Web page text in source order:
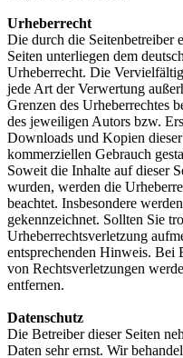
Urheberrecht
Die durch die Seitenbetreiber
Seiten unterliegen dem
Urheberrecht. Die
jede Art der Verwertung
Grenzen des Urheberrechtes
des jeweiligen Autors bzw.
Downloads und Kopien
kommerziellen Gebrauch
Soweit die Inhalte auf dieser
wurden, werden die
beachtet. Insbesondere
gekennzeichnet. Sollten Sie
Urheberrechtsverletzung
entsprechenden Hinweis. Bei
von Rechtsverletzungen
entfernen.
Datenschutz
Die Betreiber dieser Seiten
Daten sehr ernst. Wir